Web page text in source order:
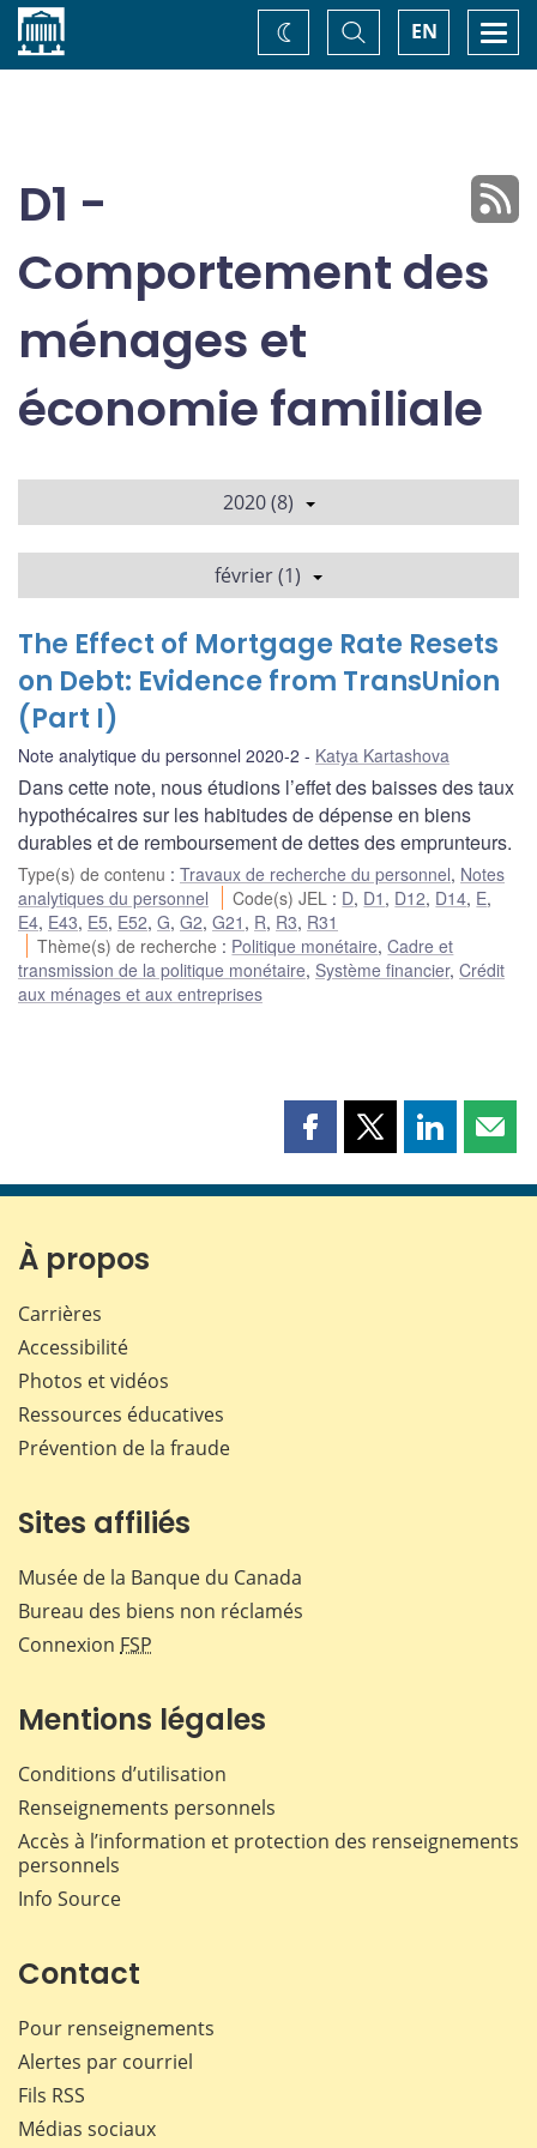
Accueil EN
Basculer
la
recherche
Changez
de
D1 -
Comportement des
ménages et
économie familiale
2020 (8)
février (1)
The Effect of Mortgage Rate Resets
on Debt: Evidence from TransUnion
(Part I)
Note analytique du personnel 2020-2 Katya Kartashova
Dans cette note, nous étudions l’effet des baisses des taux
hypothécaires sur les habitudes de dépense en biens
durables et de remboursement de dettes des emprunteurs.
Type(s) de contenu : Travaux de recherche du personnel, Notes
analytiques du personnel
Code(s) JEL : D, D1 , D12, D14, E,
E4, E43, E5, E52, G, G2, G21 , R, R3, R31
Thème(s) de recherche : Politique monétaire,Cadre et
transmission de la politique monétaire, Système financier, Crédit
aux ménages et aux entreprises
Partager
page
Partager
page
Partager
page page
À propos
Carrières
Accessibilité
Photos et vidéos
Ressources éducatives
Prévention de la fraude
Sites affiliés
Musée de la Banque du Canada
Bureau des biens non réclamés
Connexion FSP
Mentions légales
Conditions d’utilisation
Renseignements personnels
Accès à l’information et protection des renseignements
personnels
Info Source
Contact
Pour renseignements
Alertes par courriel
Fils RSS
Médias sociaux